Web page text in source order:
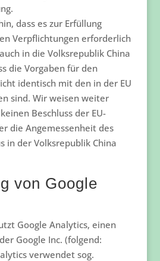
dass es zur Erfüllung
Verpflichtungen erforderlich
in die Volksrepublik China
die Vorgaben für den
identisch mit den in der EU
sind. Wir weisen weiter
Beschluss der EU-
die Angemessenheit des
in der Volksrepublik China
von Google
Google Analytics, einen
Google Inc. (folgend:
verwendet sog.